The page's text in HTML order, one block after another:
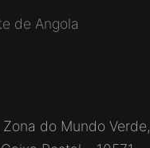
de Angola
Zona do Mundo Verde,